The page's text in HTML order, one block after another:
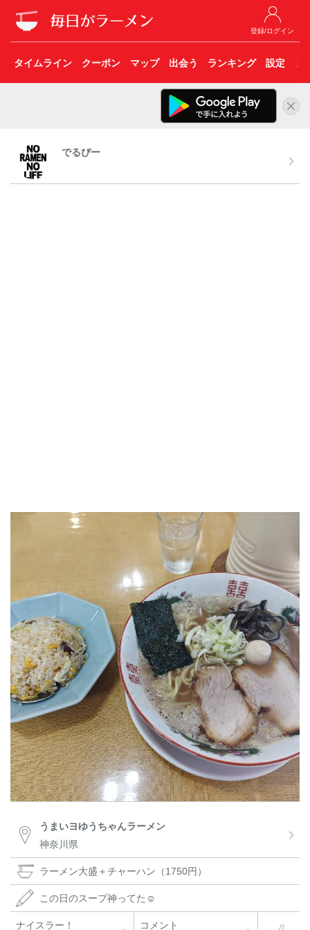
登録/ログイン
タイムライン クーポン マップ 出会う ランキング 設定 こ
でるぴー
うまいヨゆうちゃんラーメン
神奈川県
ラーメン大盛＋チャーハン（1750円）
この日のスープ神ってた☺️
ナイスラー！ コメント